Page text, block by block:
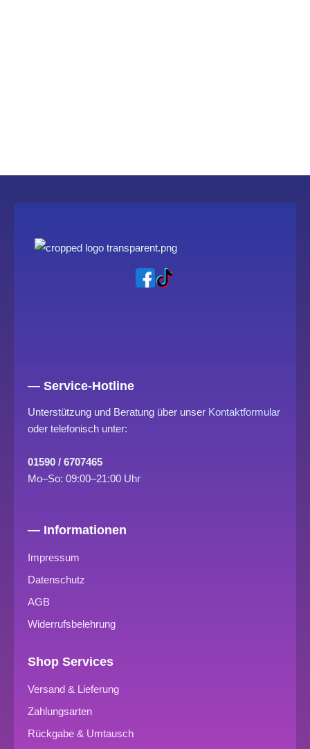
— Service-Hotline
Unterstützung und Beratung über unser Kontaktformular
oder telefonisch unter:
01590 / 6707465
Mo–So: 09:00–21:00 Uhr
— Informationen
Impressum
Datenschutz
AGB
Widerrufsbelehrung
Shop Services
Versand & Lieferung
Zahlungsarten
Rückgabe & Umtausch